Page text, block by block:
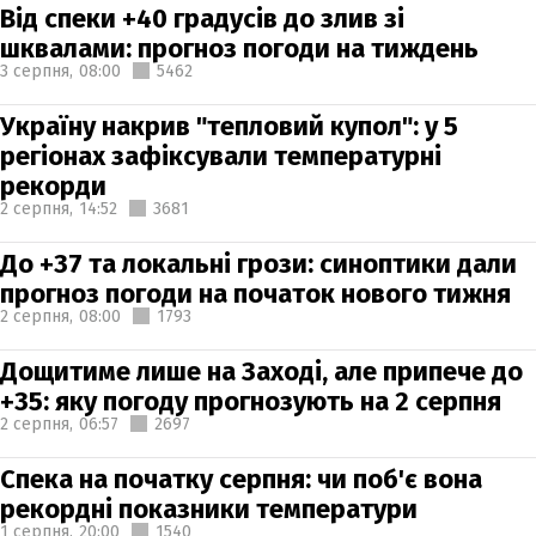
Від спеки +40 градусів до злив зі
шквалами: прогноз погоди на тиждень
3 серпня, 08:00 5462
Україну накрив "тепловий купол": у 5
регіонах зафіксували температурні
рекорди
2 серпня, 14:52 3681
До +37 та локальні грози: синоптики дали
прогноз погоди на початок нового тижня
2 серпня, 08:00 1793
Дощитиме лише на Заході, але припече до
+35: яку погоду прогнозують на 2 серпня
2 серпня, 06:57 2697
Спека на початку серпня: чи поб'є вона
рекордні показники температури
1 серпня, 20:00 1540